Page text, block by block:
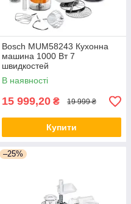
Bosch MUM58243 Кухонна
машина 1000 Вт 7
швидкостей
В наявності
15 999,20 ₴ 19 999 ₴
Купити
–25%